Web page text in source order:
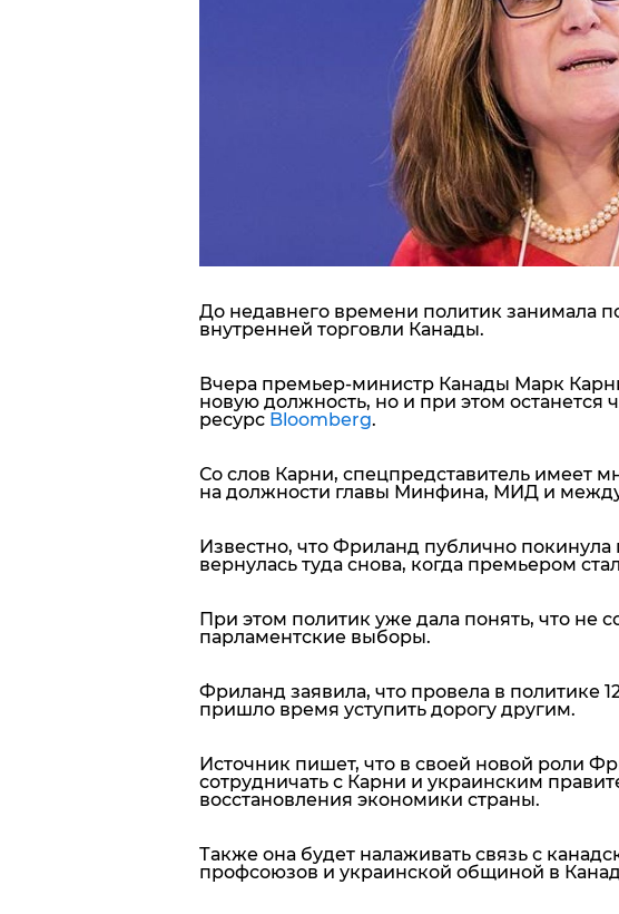
До недавнего времени политик занимала
внутренней торговли Канады.
Вчера премьер-министр Канады Марк
новую должность, но и при этом останется
ресурс Bloomberg.
Со слов Карни, спецпредставитель имеет
на должности главы Минфина, МИД и
Известно, что Фриланд публично покинула
вернулась туда снова, когда премьером
При этом политик уже дала понять, что не
парламентские выборы.
Фриланд заявила, что провела в политике
пришло время уступить дорогу другим.
Источник пишет, что в своей новой роли
сотрудничать с Карни и украинским
восстановления экономики страны.
Также она будет налаживать связь с
профсоюзов и украинской общиной в